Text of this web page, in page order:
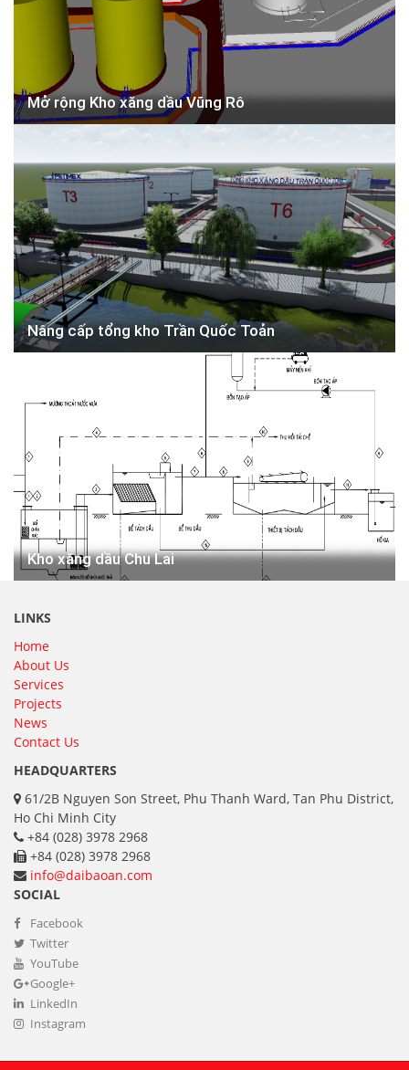
Mở rộng Kho xăng dầu Vũng Rô
Nâng cấp tổng kho Trần Quốc Toản
Kho xăng dầu Chu Lai
LINKS
Home
About Us
Services
Projects
News
Contact Us
HEADQUARTERS
61/2B Nguyen Son Street, Phu Thanh Ward, Tan Phu District,
Ho Chi Minh City
+84 (028) 3978 2968
+84 (028) 3978 2968
info@daibaoan.com
SOCIAL
Facebook
Twitter
YouTube
Google+
LinkedIn
Instagram